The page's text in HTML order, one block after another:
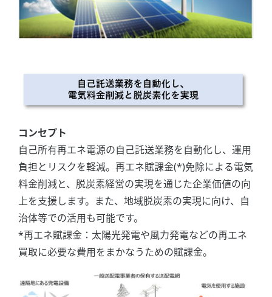
コンセプト
自己所有再エネ電源の自己託送業務を自動化し、運用
負担とリスクを軽減。再エネ賦課金(*)免除による電気
料金削減と、脱炭素経営の実現を通じた企業価値の向
上を支援します。また、地域脱炭素の実現に向け、自
治体等での活用も可能です。
*再エネ賦課金：太陽光発電や風力発電などの再エネ
買取に必要な費用をまかなうための賦課金。